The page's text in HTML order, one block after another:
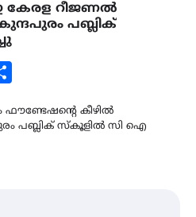
റീജണൽ
പബ്ലിക്
ഫൗണ്ടേഷന്റെ കീഴിൽ
പബ്ലിക് സ്കൂളിൽ സി ഐ